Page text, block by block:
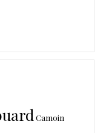
Camoin